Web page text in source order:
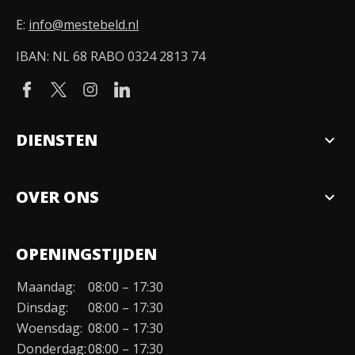
E: info@mestebeld.nl
IBAN: NL 68 RABO 0324 2813 74
DIENSTEN expand_more
OVER ONS expand_more
Organisatie
Duurzaamheid
Werken bij
OPENINGSTIJDEN
Maandag:
08:00 – 17:30
Dinsdag:
08:00 – 17:30
Woensdag: 08:00 – 17:30
Donderdag:08:00 – 17:30